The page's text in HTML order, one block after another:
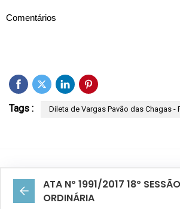
Comentários
Tags : Dileta de Vargas Pavão das Chagas -
ATA Nº 1991/2017 18º SESSÃO
ORDINÁRIA